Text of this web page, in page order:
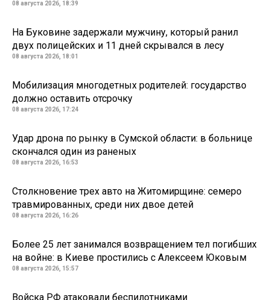
08 августа 2026, 18:39
На Буковине задержали мужчину, который ранил
двух полицейских и 11 дней скрывался в лесу
08 августа 2026, 18:01
Мобилизация многодетных родителей: государство
должно оставить отсрочку
08 августа 2026, 17:24
Удар дрона по рынку в Сумской области: в больнице
скончался один из раненых
08 августа 2026, 16:53
Столкновение трех авто на Житомирщине: семеро
травмированных, среди них двое детей
08 августа 2026, 16:26
Более 25 лет занимался возвращением тел погибших
на войне: в Киеве простились с Алексеем Юковым
08 августа 2026, 15:57
Войска РФ атаковали беспилотниками